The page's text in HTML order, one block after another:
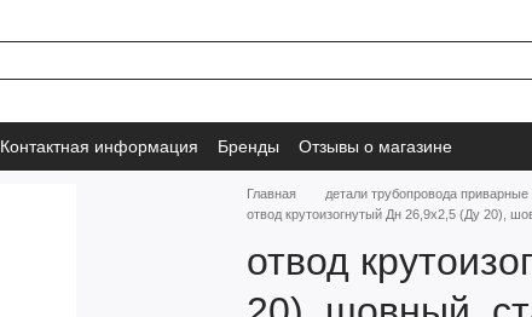
Контактная информация Бренды Отзывы о магазине
Главная детали трубопровода
отвод крутоизогнутый Дн 26,9х2,5 (Ду 20),
отвод